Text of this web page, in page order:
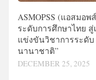
ASMOPSS (แอสมอพ
ระดับการศึกษาไทย สู่
แข่งขันวิชาการระดับ
นานาชาติ”
DECEMBER 25, 2025